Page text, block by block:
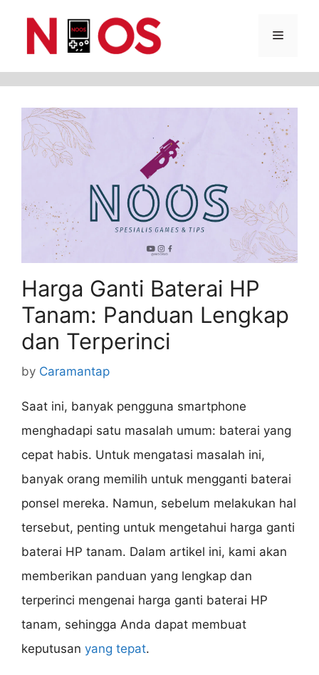
Menu
Harga Ganti Baterai HP
Tanam: Panduan Lengkap
dan Terperinci
by Caramantap
Saat ini, banyak pengguna smartphone
menghadapi satu masalah umum: baterai yang
cepat habis. Untuk mengatasi masalah ini,
banyak orang memilih untuk mengganti baterai
ponsel mereka. Namun, sebelum melakukan hal
tersebut, penting untuk mengetahui harga ganti
baterai HP tanam. Dalam artikel ini, kami akan
memberikan panduan yang lengkap dan
terperinci mengenai harga ganti baterai HP
tanam, sehingga Anda dapat membuat
keputusan yang tepat.